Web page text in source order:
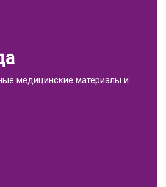
медицинские материалы и